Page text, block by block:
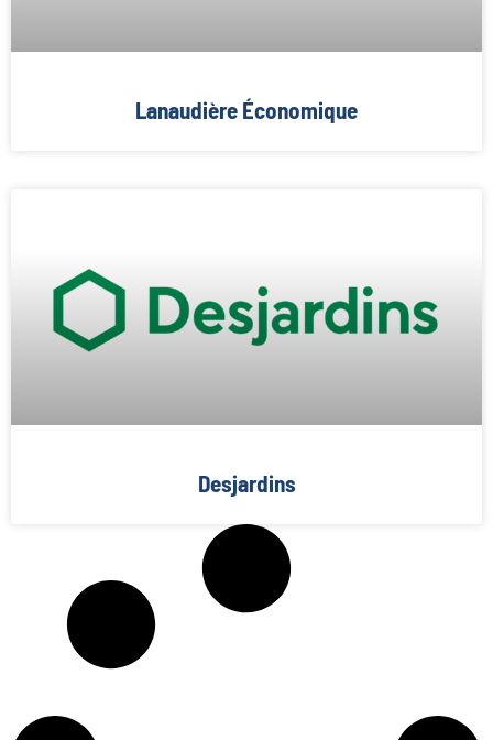
Lanaudière Économique
Desjardins